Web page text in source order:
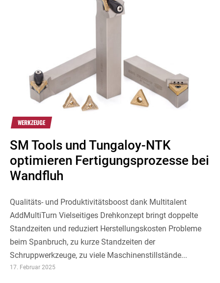
WERKZEUGE
SM Tools und Tungaloy-NTK
optimieren Fertigungsprozesse bei
Wandfluh
Qualitäts- und Produktivitätsboost dank Multitalent
AddMultiTurn Vielseitiges Drehkonzept bringt doppelte
Standzeiten und reduziert Herstellungskosten Probleme
beim Spanbruch, zu kurze Standzeiten der
Schruppwerkzeuge, zu viele Maschinenstillstände...
17. Februar 2025